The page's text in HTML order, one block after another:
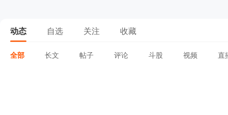
动态 自选 关注 收藏
全部 长文 帖子 评论 斗股 视频 直